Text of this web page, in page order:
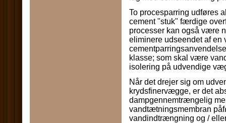
To procesparring udføres
cement "stuk" færdige
processer kan også være
eliminere udseendet af
klasse; som skal være
isolering på udvendige
Når det drejer sig om
krydsfinervægge, er det
dampgennemtrængelig
vandtætningsmembran
vandindtrængning og /